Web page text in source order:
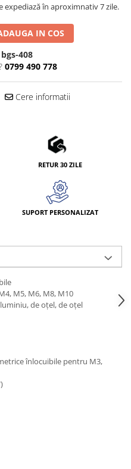
expediază în aproximnativ 7 zile.
IN COS
bgs-408
0799 490 778
Cere informatii
RETUR 30 ZILE
SUPORT PERSONALIZAT
M5, M6, M8, M10
de oţel, de oţel
înlocuibile pentru M3,